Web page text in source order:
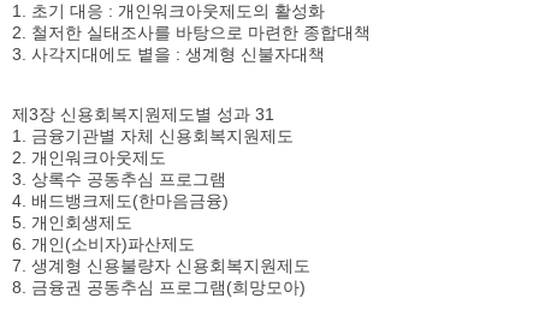
1. 초기 대응 : 개인워크아웃제도의 활성화
2. 철저한 실태조사를 바탕으로 마련한 종합대책
3. 사각지대에도 볕을 : 생계형 신불자대책
제3장 신용회복지원제도별 성과 31
1. 금융기관별 자체 신용회복지원제도
2. 개인워크아웃제도
3. 상록수 공동추심 프로그램
4. 배드뱅크제도(한마음금융)
5. 개인회생제도
6. 개인(소비자)파산제도
7. 생계형 신용불량자 신용회복지원제도
8. 금융권 공동추심 프로그램(희망모아)